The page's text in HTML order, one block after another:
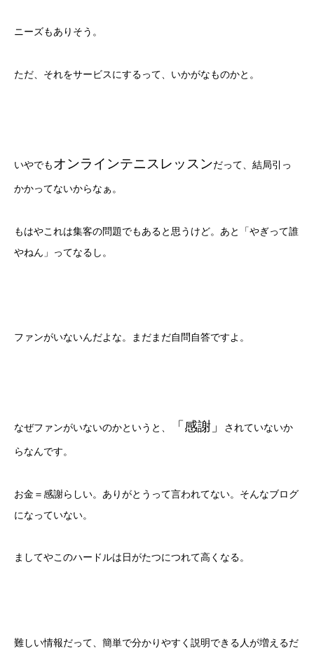
ニーズもありそう。
ただ、それをサービスにするって、いかがなものかと。
いやでもオンラインテニスレッスンだって、結局引っ
かかってないからなぁ。
もはやこれは集客の問題でもあると思うけど。あと「やぎって誰
やねん」ってなるし。
ファンがいないんだよな。まだまだ自問自答ですよ。
なぜファンがいないのかというと、 「感謝」 されていないか
らなんです。
お金＝感謝らしい。ありがとうって言われてない。そんなブログ
になっていない。
ましてやこのハードルは日がたつにつれて高くなる。
難しい情報だって、簡単で分かりやすく説明できる人が増えるだ